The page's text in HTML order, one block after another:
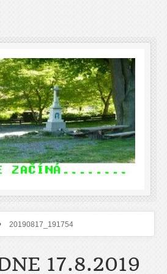
20190817_191754
17.8.2019